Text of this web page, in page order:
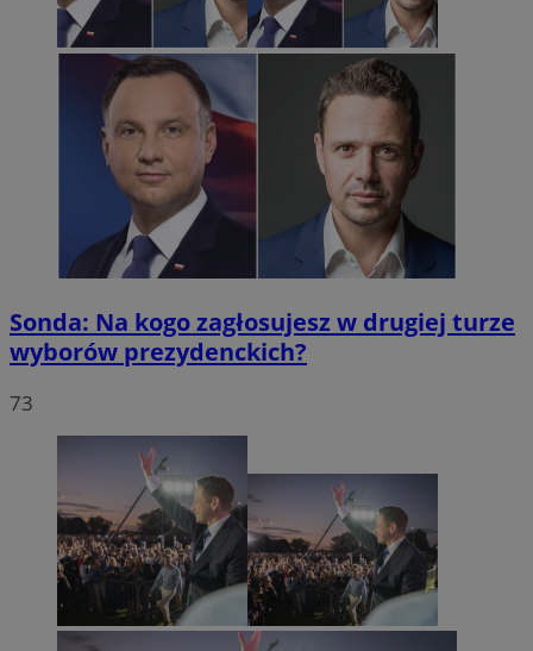
Sonda: Na kogo zagłosujesz w drugiej turze
wyborów prezydenckich?
73